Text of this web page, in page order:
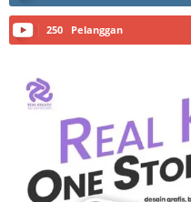
250 Pelanggan